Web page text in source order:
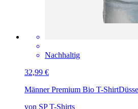
Nachhaltig
32,99 €
Männer Premium Bio T-Shirt
von SP T-Shirts